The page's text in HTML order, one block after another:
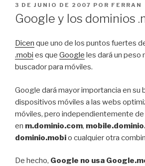
PUBLICADO
EL
3 DE JUNIO DE 2007 POR FERRAN
Google y los dominios
Dicen que uno de los puntos fuertes
.mobi es que Google les dará un peso
buscador para móviles.
Google dará mayor importancia en su
dispositivos móviles a las webs
móviles, pero independientemente de
en m.dominio.com,
dominio.mobio cualquier otra
De hecho, Google no usa